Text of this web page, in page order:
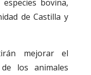
bovina,
de Castilla y
mejorar el
los animales